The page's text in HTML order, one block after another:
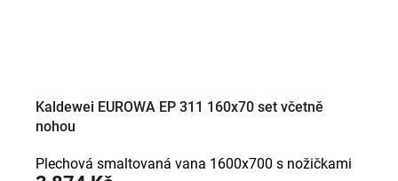
Kaldewei EUROWA EP 311 160x70 set včetně
nohou
Plechová smaltovaná vana 1600x700 s nožičkami